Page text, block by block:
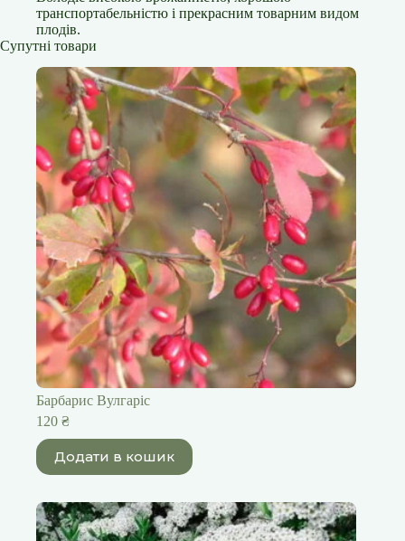
транспортабельністю і прекрасним товарним видом
плодів.
Супутні товари
Барбарис Вулгаріс
120 ₴
Додати в кошик